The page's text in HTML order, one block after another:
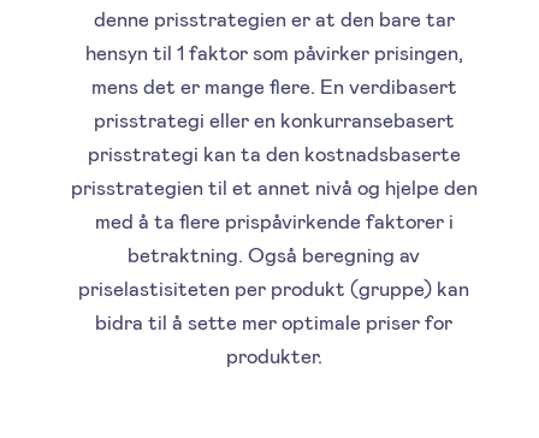
denne prisstrategien er at den bare tar
hensyn til 1 faktor som påvirker prisingen,
mens det er mange flere. En verdibasert
prisstrategi eller en konkurransebasert
prisstrategi kan ta den kostnadsbaserte
prisstrategien til et annet nivå og hjelpe den
med å ta flere prispåvirkende faktorer i
betraktning. Også beregning av
priselastisiteten per produkt (gruppe) kan
bidra til å sette mer optimale priser for
produkter.